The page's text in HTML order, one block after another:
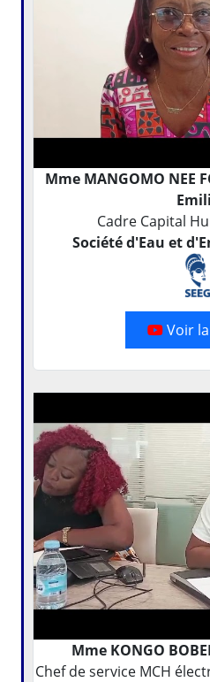
Mme MANGOMO NEE
Cadre Capital
Société d'Eau et
Voir
Mme KONGO
Chef de service MCH